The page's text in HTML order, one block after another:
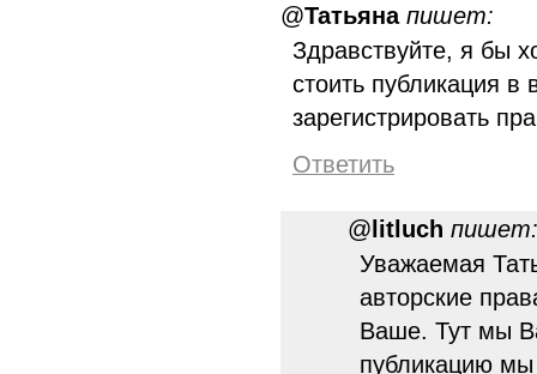
@Татьяна пишет:
Здравствуйте, я бы
стоить публикация
зарегистрировать
Ответить
@ litluch пишет:
Уважаемая
авторские
Ваше. Тут мы
публикацию